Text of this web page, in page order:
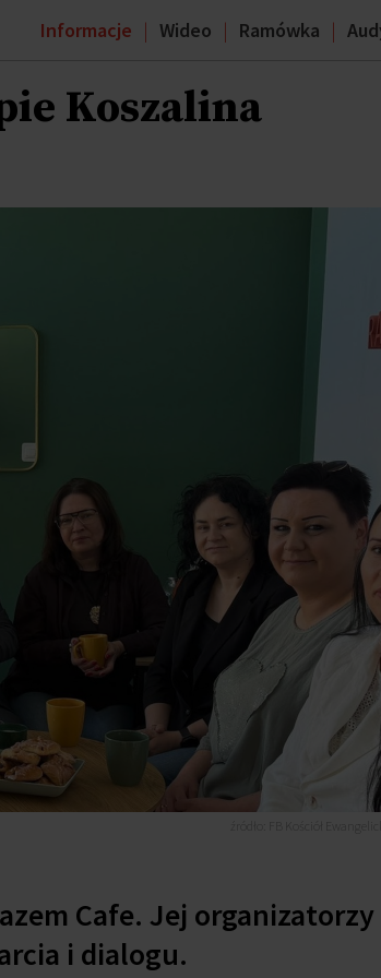
Informacje Wideo Ramówka
Koszalina
Cafe. Jej organizatorzy
i dialogu.